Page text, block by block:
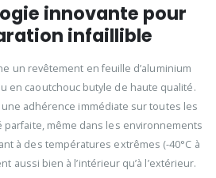
innovante pour
infaillible
un revêtement en feuille d’aluminium
en caoutchouc butyle de haute qualité.
adhérence immédiate sur toutes les
même dans les environnements
à des températures extrêmes (-40°C à
aussi bien à l’intérieur qu’à l’extérieur.